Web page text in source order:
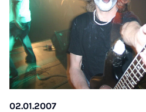
02.01.2007